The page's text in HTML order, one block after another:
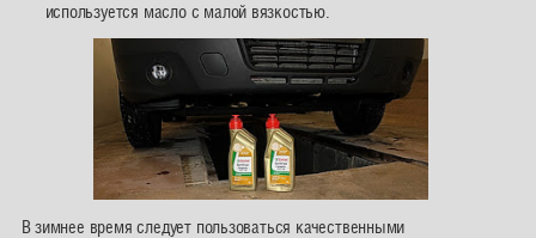
используется масло с малой вязкостью.
В зимнее время следует пользоваться качественными